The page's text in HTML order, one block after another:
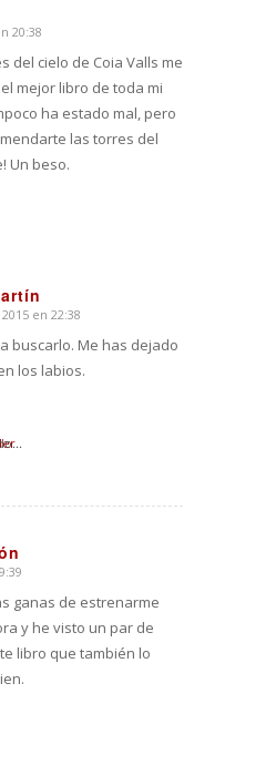
20:38
del cielo de Coia Valls me
mejor libro de toda mi
ha estado mal, pero
las torres del
Un beso.
en 22:38
buscarlo. Me has dejado
los labios.
ganas de estrenarme
y he visto un par de
libro que también lo